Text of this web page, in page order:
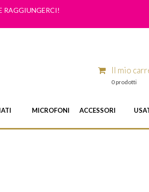
RAGGIUNGERCI!
Il mio
0 prodotti
MICROFONI ACCESSORI